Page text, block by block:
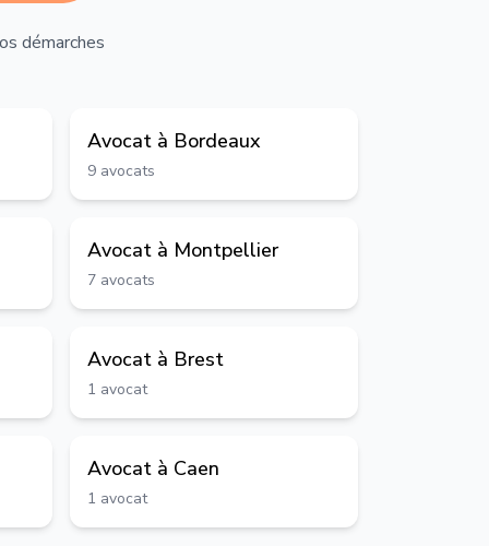
démarches
Avocat à Bordeaux
9 avocats
Avocat à Montpellier
7 avocats
Avocat à Brest
1 avocat
Avocat à Caen
1 avocat